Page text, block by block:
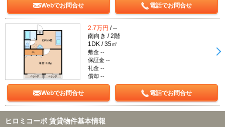
Webでお問合せ 電話でお問合せ
2.7万円 / --
南向き / 2階
1DK / 35㎡
敷金 --
保証金 --
礼金 --
償却 --
Webでお問合せ 電話でお問合せ
ヒロミコーポ 賃貸物件基本情報